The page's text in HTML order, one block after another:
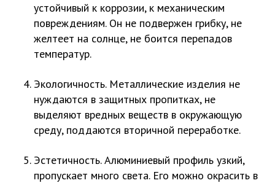
устойчивый к коррозии, к механическим
повреждениям. Он не подвержен грибку, не
желтеет на солнце, не боится перепадов
температур.
Экологичность. Металлические изделия не
нуждаются в защитных пропитках, не
выделяют вредных веществ в окружающую
среду, поддаются вторичной переработке.
Эстетичность. Алюминиевый профиль узкий,
пропускает много света. Его можно окрасить в